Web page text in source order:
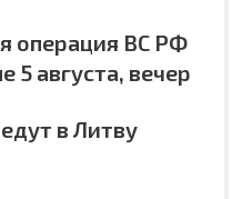
операция ВС РФ
5 августа, вечер
в Литву